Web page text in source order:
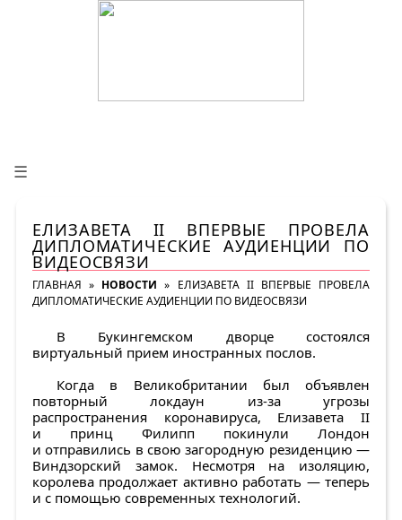
☰
ЕЛИЗАВЕТА II ВПЕРВЫЕ ПРОВЕЛА
ДИПЛОМАТИЧЕСКИЕ АУДИЕНЦИИ ПО
ВИДЕОСВЯЗИ
ГЛАВНАЯ » НОВОСТИ » ЕЛИЗАВЕТА II ВПЕРВЫЕ ПРОВЕЛА
ДИПЛОМАТИЧЕСКИЕ АУДИЕНЦИИ ПО ВИДЕОСВЯЗИ
В Букингемском дворце состоялся
виртуальный прием иностранных послов.
Когда в Великобритании был объявлен
повторный локдаун из-за угрозы
распространения коронавируса, Елизавета II
и принц Филипп покинули Лондон
и отправились в свою загородную резиденцию —
Виндзорский замок. Несмотря на изоляцию,
королева продолжает активно работать — теперь
и с помощью современных технологий.